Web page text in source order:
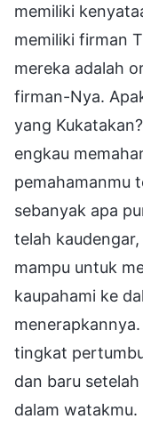
memiliki
memiliki firman
mereka adalah
firman-Nya.
yang
engkau
pemahamanmu
sebanyak apa
telah
mampu untuk
kaupahami ke
tingkat
dan baru
dalam watakmu.